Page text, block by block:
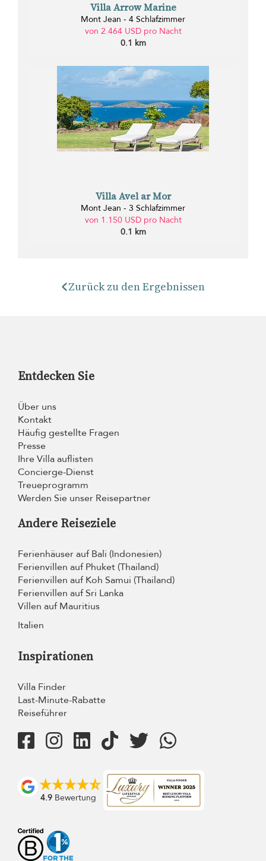
Villa Arrow Marine
Mont Jean - 4 Schlafzimmer
von 2.464 USD pro Nacht
0.1 km
Villa Avel ar Mor
Mont Jean - 3 Schlafzimmer
von 1.150 USD pro Nacht
0.1 km
Zurück zu den Ergebnissen
Entdecken Sie
Über uns
Kontakt
Häufig gestellte Fragen
Presse
Ihre Villa auflisten
Concierge-Dienst
Treueprogramm
Werden Sie unser Reisepartner
Andere Reiseziele
Ferienhäuser auf Bali (Indonesien)
Ferienvillen auf Phuket (Thailand)
Ferienvillen auf Koh Samui (Thailand)
Ferienvillen auf Sri Lanka
Villen auf Mauritius
Italien
Inspirationen
Villa Finder
Last-Minute-Rabatte
Reiseführer
4.9 Bewertung